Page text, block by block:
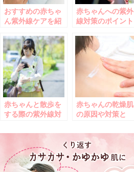
おすすめの赤ちゃ
ん紫外線ケアを紹
赤ちゃんへの紫外
線対策のポイント
赤ちゃんと散歩を
する際の紫外線対
赤ちゃんの乾燥肌
の原因や対策と